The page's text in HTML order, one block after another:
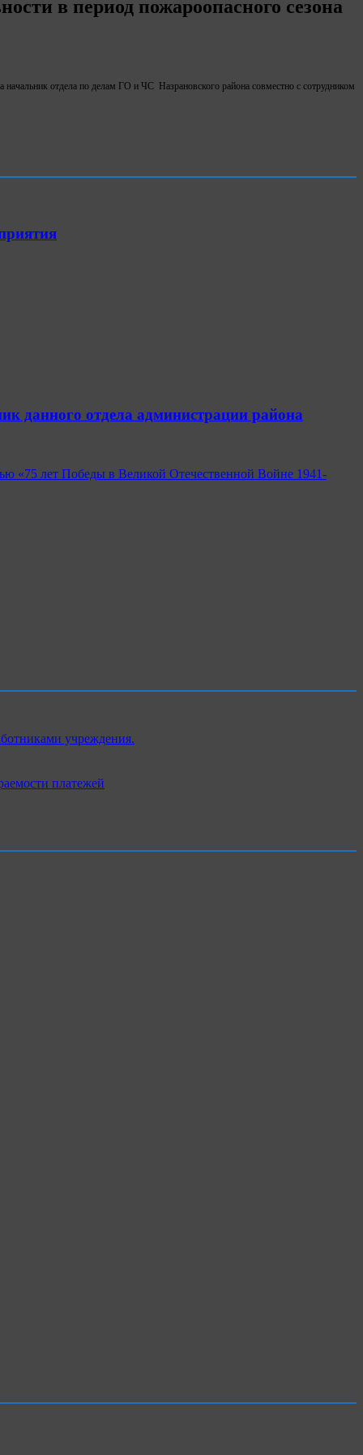
в период пожароопасного сезона
отдела по делам ГО и ЧС Назрановского района совместно с сотрудником
данного отдела администрации района
«75 лет Победы в Великой Отечественной Войне 1941-
учреждения.
платежей